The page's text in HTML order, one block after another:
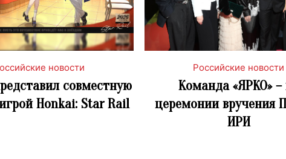
новости
совместную
Honkai: Star Rail
Российские новости
Команда «ЯРКО» –
церемонии вручения
ИРИ